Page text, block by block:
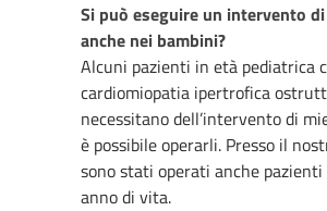
Si può eseguire un intervento
anche nei bambini?
Alcuni pazienti in età pediatrica
cardiomiopatia ipertrofica
necessitano dell’intervento di
è possibile operarli. Presso il
sono stati operati anche pazienti
anno di vita.